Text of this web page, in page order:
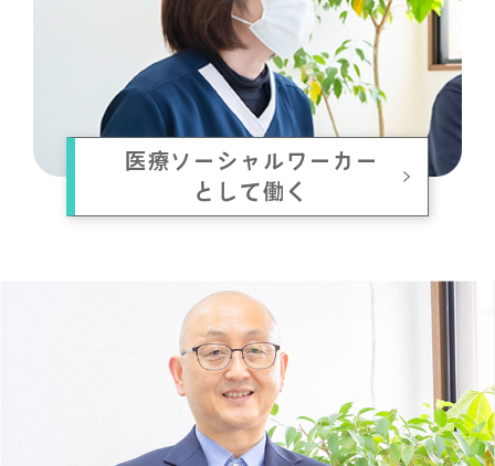
医療ソーシャルワーカー
として働く